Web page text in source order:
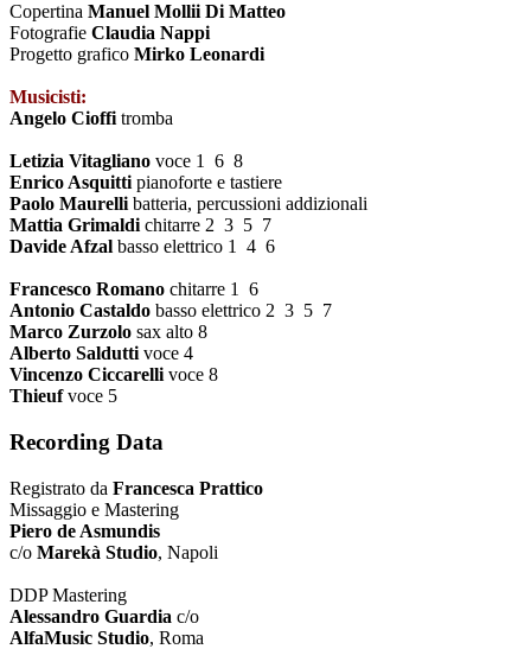
Copertina Manuel Mollii Di Matteo
Fotografie Claudia Nappi
Progetto grafico Mirko Leonardi
Musicisti:
Angelo Cioffitromba
Letizia Vitagliano voce 1 6 8
Enrico Asquittipianoforte e tastiere
Paolo Maurellibatteria, percussioni addizionali
Mattia Grimaldichitarre 2 3 5 7
Davide Afzal basso elettrico 1 4 6
Francesco Romano chitarre 1 6
Antonio Castaldo basso elettrico 2 3 5 7
Marco Zurzolo sax alto 8
Alberto Salduttivoce 4
Vincenzo Ciccarellivoce 8
Thieufvoce 5
Recording Data
Registrato da Francesca Prattico
Missaggio e Mastering
Piero de Asmundis
c/o Marekà Studio, Napoli
DDP Mastering
Alessandro Guardia c/o
AlfaMusic Studio, Roma